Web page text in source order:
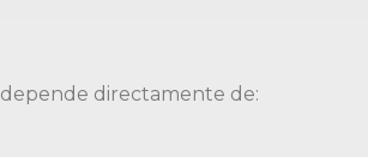
depende directamente de: